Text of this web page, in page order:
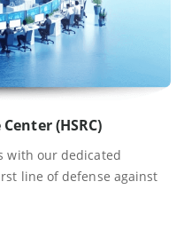
(HSRC)
with our dedicated
line of defense against